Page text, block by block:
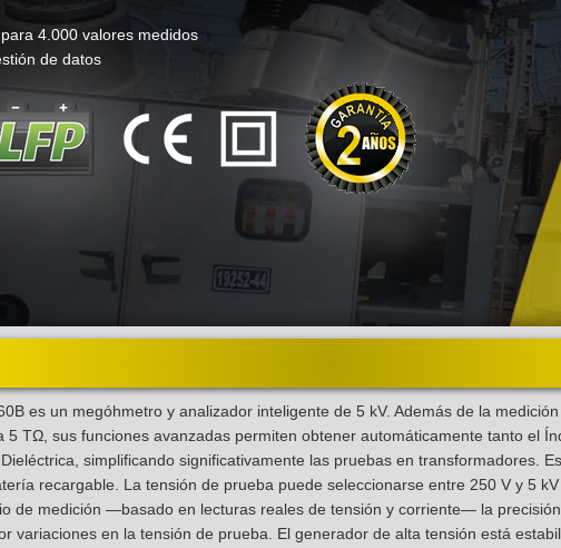
4.000 valores medidos
de datos
es un megóhmetro y analizador inteligente de 5 kV. Además de la
5 TΩ, sus funciones avanzadas permiten obtener automáticamente tanto el
simplificando significativamente las pruebas en transformadores.
recargable. La tensión de prueba puede seleccionarse entre 250 V y 5
de medición —basado en lecturas reales de tensión y corriente— la
variaciones en la tensión de prueba. El generador de alta tensión está